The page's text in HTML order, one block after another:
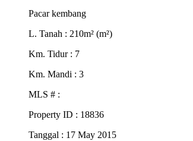
Pacar kembang
L. Tanah : 210m² (m²)
Km. Tidur : 7
Km. Mandi : 3
MLS # :
Property ID : 18836
Tanggal : 17 May 2015